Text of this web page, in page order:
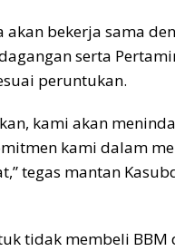
bekerja sama
serta
peruntukan.
kami akan
kami dalam
tegas mantan
tidak membeli